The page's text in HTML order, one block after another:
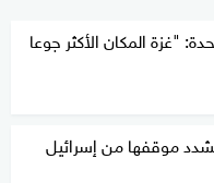
"غزة المكان الأكثر جوعا
موقفها من إسرائيل